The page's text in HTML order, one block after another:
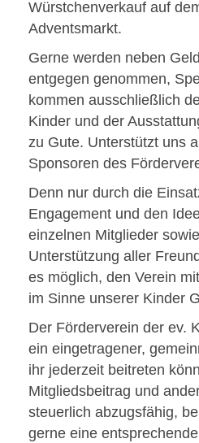
Würstchenverkauf auf
Adventsmarkt.
Gerne werden neben
entgegen genommen,
kommen ausschließlich
Kinder und der
zu Gute. Unterstützt uns
Sponsoren des
Denn nur durch die
Engagement und den
einzelnen Mitglieder
Unterstützung aller
es möglich, den Verein
im Sinne unserer Kinder
Der Förderverein der ev.
ein eingetragener,
ihr jederzeit beitreten
Mitgliedsbeitrag und
steuerlich abzugsfähig,
gerne eine